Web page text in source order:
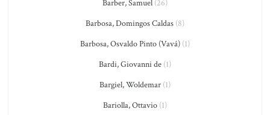
Barber, Samuel (26)
Barbosa, Domingos Caldas (8)
Barbosa, Osvaldo Pinto (Vavá) (1)
Bardi, Giovanni de (1)
Bargiel, Woldemar (1)
Bariolla, Ottavio (1)